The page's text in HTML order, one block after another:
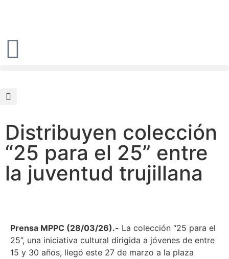
Distribuyen colección
“25 para el 25” entre
la juventud trujillana
Prensa MPPC (28/03/26).- La colección “25 para el
25”, una iniciativa cultural dirigida a jóvenes de entre
15 y 30 años, llegó este 27 de marzo a la plaza